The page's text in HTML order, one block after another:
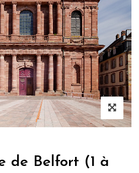
de Belfort (1 à